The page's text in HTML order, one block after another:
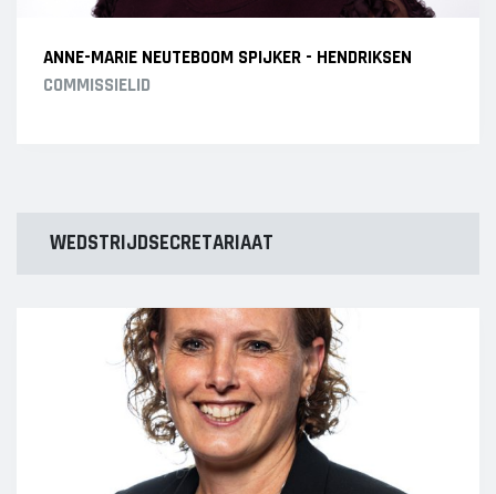
ANNE-MARIE NEUTEBOOM SPIJKER - HENDRIKSEN
COMMISSIELID
WEDSTRIJDSECRETARIAAT